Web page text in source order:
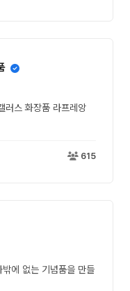
러스 화장품 라프레앙
615
에 없는 기념품을 만들